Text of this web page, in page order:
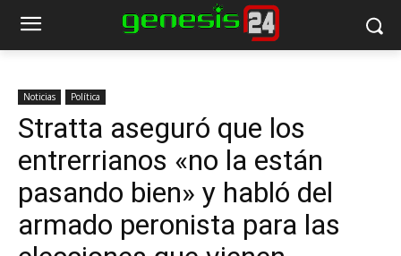
Noticias Política
Stratta aseguró que los
entrerrianos «no la están
pasando bien» y habló del
armado peronista para las